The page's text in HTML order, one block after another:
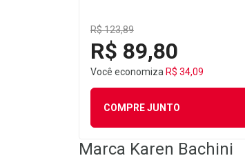
R$ 123,89
R$ 89,80
Você economiza R$ 34,09
COMPRE JUNTO
Marca Karen Bachini